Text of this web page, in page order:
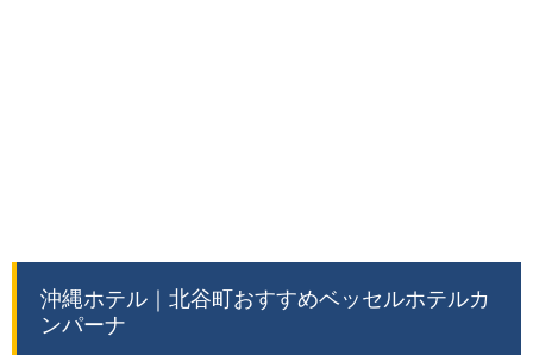
沖縄ホテル｜北谷町おすすめベッセルホテルカ
ンパーナ